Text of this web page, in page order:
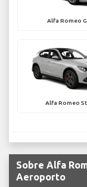
Alfa Romeo
Alfa Romeo
Sobre Alfa
Aeroporto